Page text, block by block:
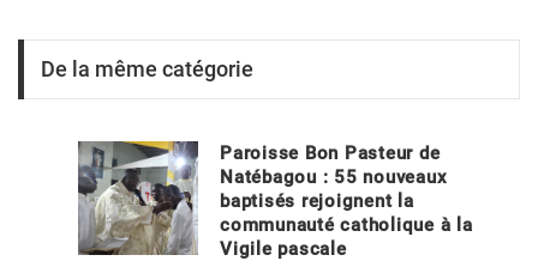
De la même catégorie
Paroisse Bon Pasteur de
Natébagou : 55 nouveaux
baptisés rejoignent la
communauté catholique à la
Vigile pascale